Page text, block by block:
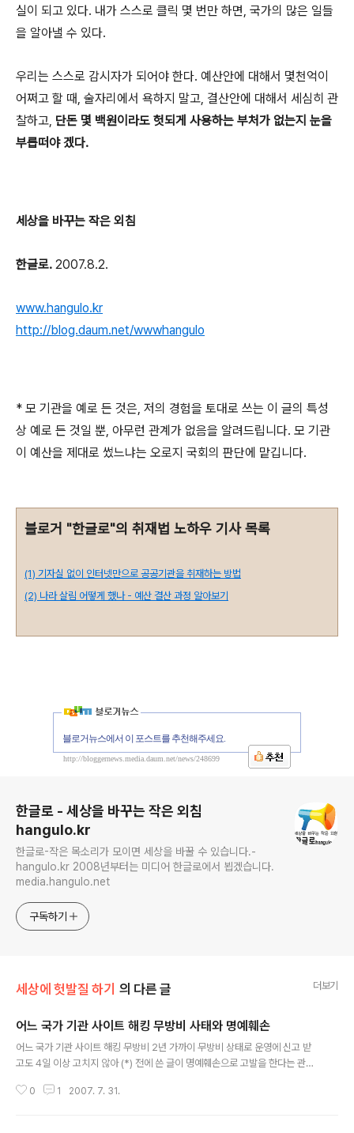
실이 되고 있다. 내가 스스로 클릭 몇 번만 하면, 국가의 많은 일들
을 알아낼 수 있다.
우리는 스스로 감시자가 되어야 한다. 예산안에 대해서 몇천억이
어쩌고 할 때, 술자리에서 욕하지 말고, 결산안에 대해서 세심히 관
찰하고, 단돈 몇 백원이라도 헛되게 사용하는 부처가 없는지 눈을
부릅떠야 겠다.
세상을 바꾸는 작은 외침
한글로. 2007.8.2.
www.hangulo.kr
http://blog.daum.net/wwwhangulo
* 모 기관을 예로 든 것은, 저의 경험을 토대로 쓰는 이 글의 특성
상 예로 든 것일 뿐, 아무런 관계가 없음을 알려드립니다. 모 기관
이 예산을 제대로 썼느냐는 오로지 국회의 판단에 맡깁니다.
블로거 "한글로"의 취재법 노하우 기사 목록
(1) 기자실 없이 인터넷만으로 공공기관을 취재하는 방법
(2) 나라 살림 어떻게 했나 - 예산 결산 과정 알아보기
블로거뉴스에서 이 포스트를 추천해주세요.
http://bloggernews.media.daum.net/news/248699
한글로 - 세상을 바꾸는 작은 외침
hangulo.kr
한글로-작은 목소리가 모이면 세상을 바꿀 수 있습니다.-
hangulo.kr 2008년부터는 미디어 한글로에서 뵙겠습니다.
media.hangulo.net
구독하기
세상에 헛발질 하기 의 다른 글 더보기
어느 국가 기관 사이트 해킹 무방비 사태와 명예훼손
어느 국가 기관 사이트 해킹 무방비 2년 가까이 무방비 상태로 운영에 신고 받
고도 4일 이상 고치지 않아 (*) 전에 쓴 글이 명예훼손으로 고발을 한다는 관계
손을 하지 않기 위한 글을 다시 씁니다. 앞으로도 특정기관을 굳이 지칭하지 않
0 1 2007. 7. 31.